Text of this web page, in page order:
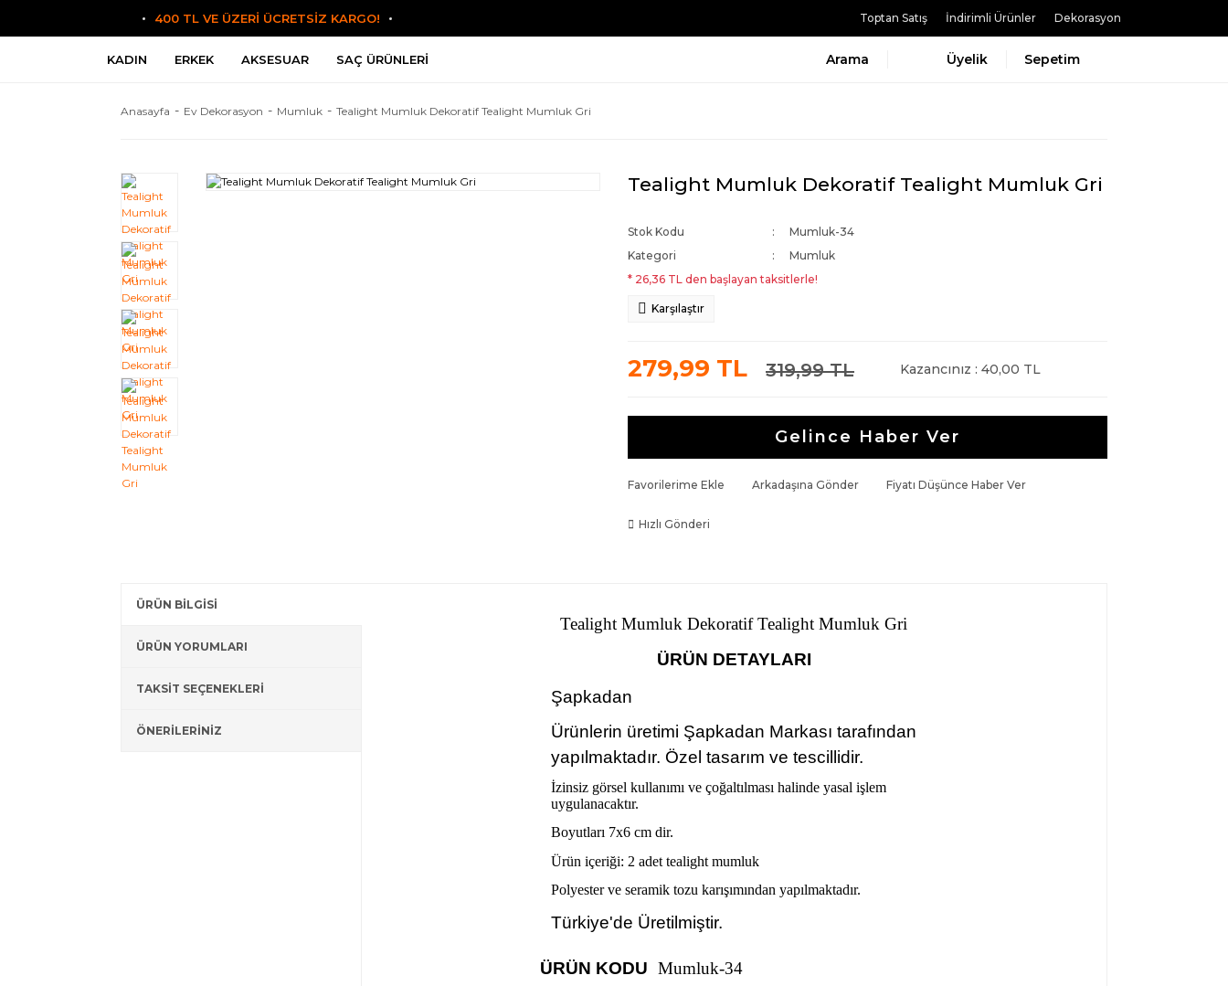
400 TL VE ÜZERİ ÜCRETSİZ KARGO! Toptan Satış İndirimli Ürünler Dekorasyon
KADIN ERKEK AKSESUAR SAÇ ÜRÜNLERI Arama Üyelik Sepetim
Anasayfa Ev Dekorasyon Mumluk Tealight Mumluk Dekoratif Tealight Mumluk Gri
Tealight Mumluk Dekoratif Tealight Mumluk Gri
Stok Kodu
Mumluk-34
Kategori
Mumluk
* 26,36 TL den başlayan taksitlerle!
Karşılaştır
279,99 TL 319,99 TL Kazancınız : 40,00 TL
Gelince Haber Ver
Favorilerime Ekle Arkadaşına Gönder Fiyatı Düşünce Haber Ver
Hızlı Gönderi
ÜRÜN BİLGİSİ
ÜRÜN YORUMLARI
TAKSİT SEÇENEKLERİ
ÖNERİLERİNİZ
Tealight Mumluk Dekoratif Tealight Mumluk Gri
ÜRÜN DETAYLARI
Şapkadan
Ürünlerin üretimi Şapkadan Markası tarafından
yapılmaktadır. Özel tasarım ve tescillidir.
İzinsiz görsel kullanımı ve çoğaltılması halinde yasal işlem
uygulanacaktır.
Boyutları 7x6 cm dir.
Ürün içeriği: 2 adet tealight mumluk
Polyester ve seramik tozu karışımından yapılmaktadır.
Türkiye'de Üretilmiştir.
ÜRÜN KODU Mumluk-34